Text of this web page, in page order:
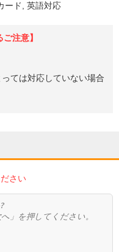
ード 英語対応
注意】
ては対応していない場合
さい